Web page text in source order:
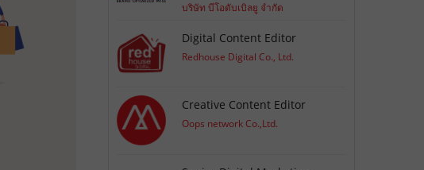
บริษัท บีโอดับเบิลยู จำกัด
Digital Content Editor
Redhouse Digital Co., Ltd.
Creative Content Editor
Oops network Co.,Ltd.